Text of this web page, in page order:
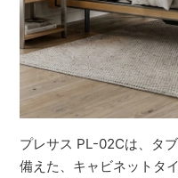
プレサス PL-02Cは、タ
備えた、キャビネットタ